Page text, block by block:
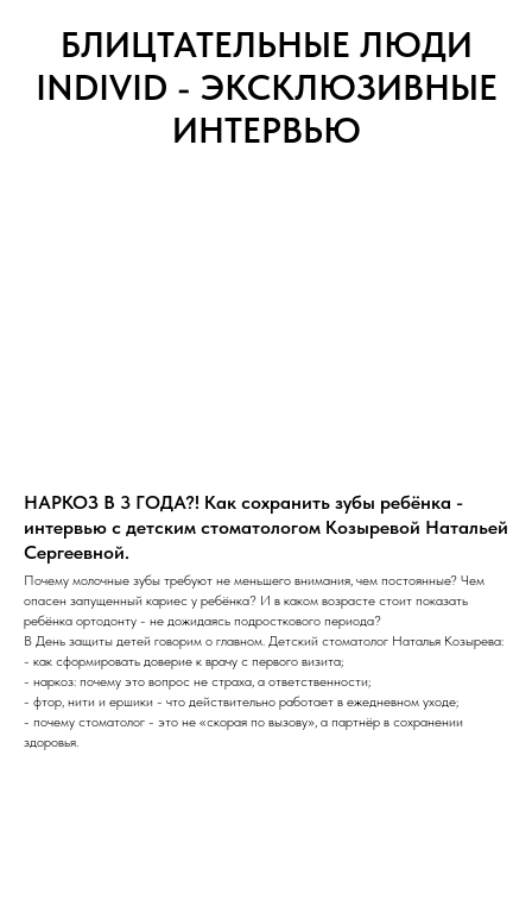
БЛИЦТАТЕЛЬНЫЕ ЛЮДИ
INDIVID - ЭКСКЛЮЗИВНЫЕ
ИНТЕРВЬЮ
НАРКОЗ В 3 ГОДА?! Как сохранить зубы ребёнка -
интервью с детским стоматологом Козыревой Натальей
Сергеевной.
Почему молочные зубы требуют не меньшего внимания, чем постоянные? Чем
опасен запущенный кариес у ребёнка? И в каком возрасте стоит показать
ребёнка ортодонту - не дожидаясь подросткового периода?
В День защиты детей говорим о главном. Детский стоматолог Наталья Козырева:
- как сформировать доверие к врачу с первого визита;
- наркоз: почему это вопрос не страха, а ответственности;
- фтор, нити и ершики - что действительно работает в ежедневном уходе;
- почему стоматолог - это не «скорая по вызову», а партнёр в сохранении
здоровья.